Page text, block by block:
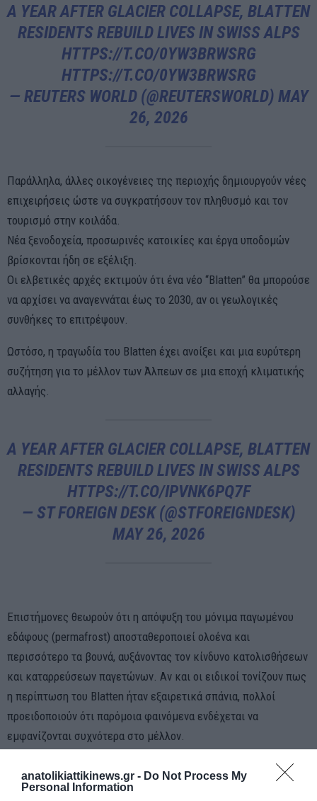
anatolikiattikinews.gr - Do Not Process My
Personal Information
A YEAR AFTER GLACIER COLLAPSE, BLATTEN
RESIDENTS REBUILD LIVES IN SWISS ALPS
HTTPS://T.CO/0YW3BRWSRG
HTTPS://T.CO/0YW3BRWSRG
— REUTERS WORLD (@REUTERSWORLD) MAY
26, 2026
Παράλληλα, άλλες οικογένειες της περιοχής δημιουργούν νέες
επιχειρήσεις ώστε να συγκρατήσουν τον πληθυσμό και τον
τουρισμό στην κοιλάδα.
Νέα ξενοδοχεία, προσωρινές κατοικίες και έργα υποδομών
βρίσκονται ήδη σε εξέλιξη.
Οι ελβετικές αρχές εκτιμούν ότι ένα νέο “Blatten” θα μπορούσε
να αρχίσει να αναγεννάται έως το 2030, αν οι γεωλογικές
συνθήκες το επιτρέψουν.
Ωστόσο, η τραγωδία του Blatten έχει ανοίξει και μια ευρύτερη
συζήτηση για το μέλλον των Άλπεων σε μια εποχή κλιματικής
αλλαγής.
A YEAR AFTER GLACIER COLLAPSE, BLATTEN
RESIDENTS REBUILD LIVES IN SWISS ALPS
HTTPS://T.CO/IPVNK6PQ7F
— ST FOREIGN DESK (@STFOREIGNDESK)
MAY 26, 2026
Επιστήμονες θεωρούν ότι η απόψυξη του μόνιμα παγωμένου
εδάφους (permafrost) αποσταθεροποιεί ολοένα και
περισσότερο τα βουνά, αυξάνοντας τον κίνδυνο κατολισθήσεων
και καταρρεύσεων παγετώνων. Αν και οι ειδικοί τονίζουν πως
η περίπτωση του Blatten ήταν εξαιρετικά σπάνια, πολλοί
προειδοποιούν ότι παρόμοια φαινόμενα ενδέχεται να
εμφανίζονται συχνότερα στο μέλλον.